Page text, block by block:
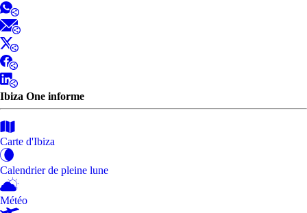
Ibiza One informe
Carte d'Ibiza
Calendrier de pleine lune
Météo